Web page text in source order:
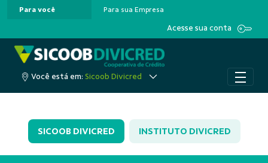
Pular para o Conteúdo principal
Para você Para sua Empresa
Acesse sua conta
Você está em: Sicoob Divicred
SICOOB DIVICRED INSTITUTO DIVICRED